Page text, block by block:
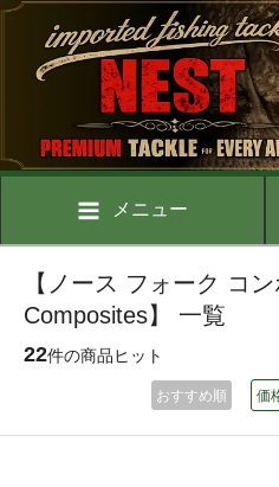
メニュー
【ノース フォーク コ
Composites】 一覧
22件の商品ヒット
おすすめ順 価